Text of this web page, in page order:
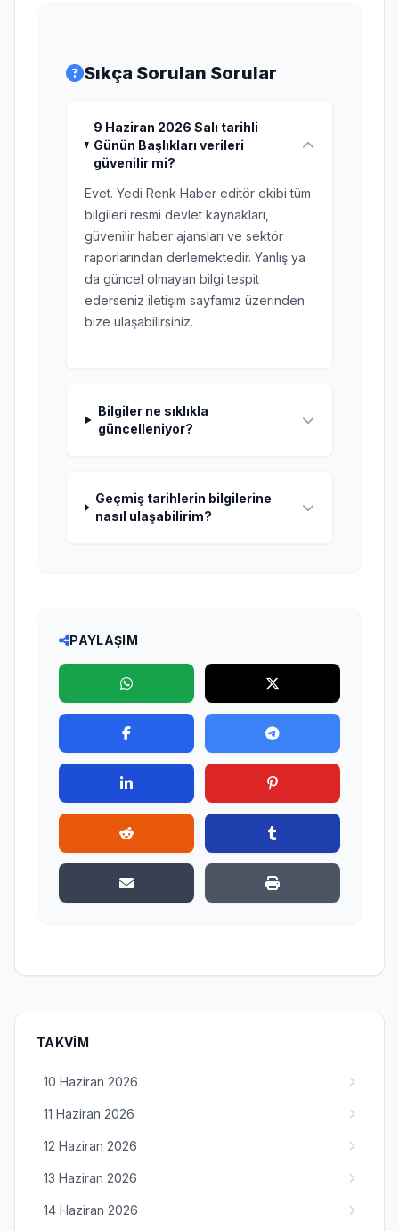
Sıkça Sorulan Sorular
9 Haziran 2026 Salı tarihli
Günün Başlıkları verileri
güvenilir mi?
Evet. Yedi Renk Haber editör ekibi tüm
bilgileri resmi devlet kaynakları,
güvenilir haber ajansları ve sektör
raporlarından derlemektedir. Yanlış ya
da güncel olmayan bilgi tespit
ederseniz iletişim sayfamız üzerinden
bize ulaşabilirsiniz.
Bilgiler ne sıklıkla
güncelleniyor?
Geçmiş tarihlerin bilgilerine
nasıl ulaşabilirim?
PAYLAŞIM
TAKVIM
10 Haziran 2026
11 Haziran 2026
12 Haziran 2026
13 Haziran 2026
14 Haziran 2026